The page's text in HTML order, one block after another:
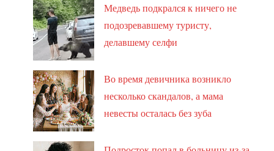
Медведь подкрался к ничего не
подозревавшему туристу,
делавшему селфи
Во время девичника возникло
несколько скандалов, а мама
невесты осталась без зуба